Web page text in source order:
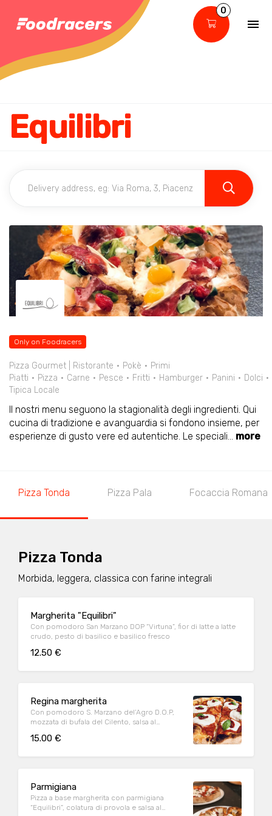
0
Equilibri
Only on Foodracers
Pizza Gourmet | Ristorante Pokè
Primi
Piatti
Pizza Carne Pesce Fritti Hamburger Panini
Dolci
Tipica Locale
Il nostri menu seguono la stagionalità degli ingredienti. Qui
cucina di tradizione e avanguardia si fondono insieme, per
esperienze di gusto vere ed autentiche. Le speciali... more
Pizza Tonda Pizza Pala Focaccia Romana
Pizza Tonda
Morbida, leggera, classica con farine integrali
Margherita "Equilibri"
Con pomodoro San Marzano DOP “Virtuna”, fior di latte a latte
crudo, pesto di basilico e basilico fresco
12.50 €
Regina margherita
Con pomodoro S. Marzano del’Agro D.O.P,
mozzata di bufala del Cilento, salsa al
15.00 €
Parmigiana
Pizza a base margherita con parmigiana
“Equilibri”, colatura di provola e salsa al